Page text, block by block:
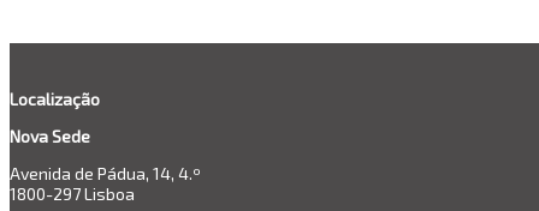
Localização
Nova Sede
Avenida de Pádua, 14, 4.º
1800-297 Lisboa